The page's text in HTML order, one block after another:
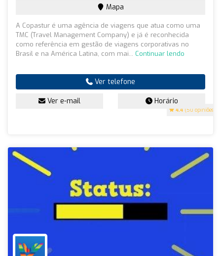
4.4 (50 opiniões)
Mapa
A Copastur é uma agência de viagens que atua como uma
TMC (Travel Management Company) e já é reconhecida
como referência em gestão de viagens corporativas no
Brasil e na América Latina, com mai... Continuar lendo
Ver telefone
Ver e-mail Horário